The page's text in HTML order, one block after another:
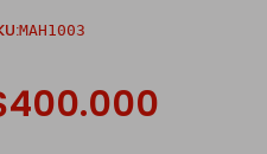
MAH1003